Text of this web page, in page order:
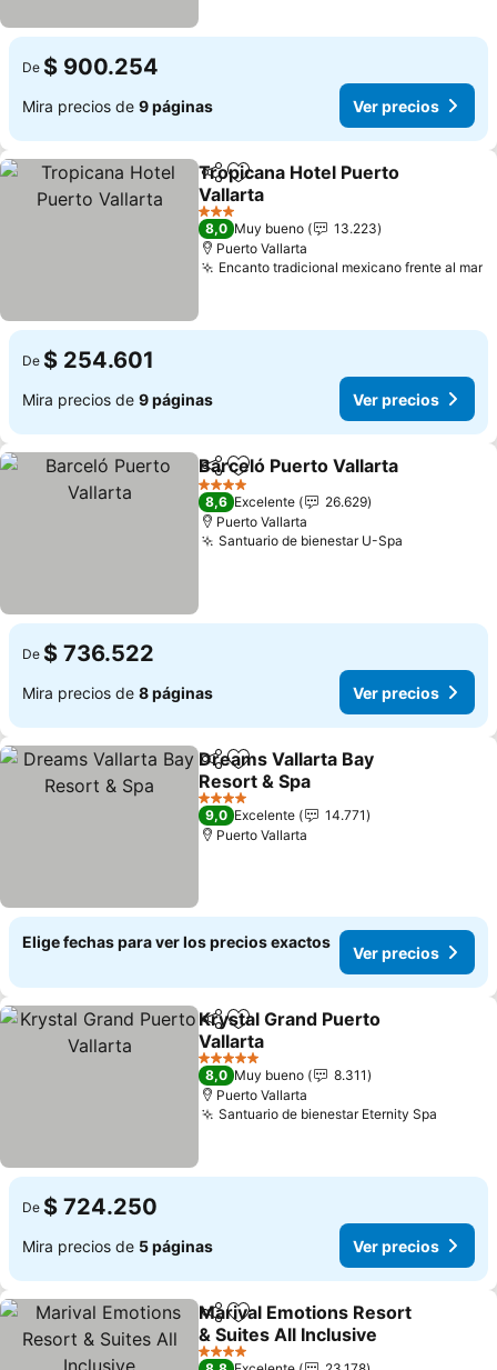
De $ 900.254
Mira precios de 9 páginas Ver precios
Compartir
Agregar a favoritos
Tropicana Hotel Puerto
Vallarta
3 Estrellas
8,0 Muy bueno
13.223
Puerto Vallarta
Encanto tradicional mexicano frente al mar
De $ 254.601
Mira precios de 9 páginas Ver precios
CompartirAgregar a favoritos
Barceló Puerto Vallarta
4 Estrellas
8,6 Excelente
26.629
Puerto Vallarta
Santuario de bienestar U-Spa
De $ 736.522
Mira precios de 8 páginas Ver precios
CompartirAgregar a favoritos
Dreams Vallarta Bay
Resort & Spa
4 Estrellas
9,0 Excelente
14.771
Puerto Vallarta
Elige fechas para ver los precios exactos
Ver precios
CompartirAgregar a favoritos
Krystal Grand Puerto
Vallarta
5 Estrellas
8,0 Muy bueno
8.311
Puerto Vallarta
Santuario de bienestar Eternity Spa
De $ 724.250
Mira precios de 5 páginas Ver precios
CompartirAgregar a favoritos
Marival Emotions Resort
& Suites All Inclusive
4 Estrellas